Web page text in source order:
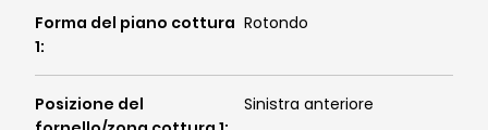
Forma del piano cottura
1:
Rotondo
Posizione del
Sinistra anteriore